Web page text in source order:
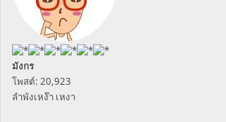
มังกร
โพสต์: 20,923
ลำพังเหง๊า เหงา